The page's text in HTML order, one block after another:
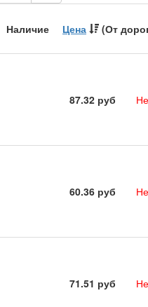
Наличие Цена (От
87.32 руб
60.36 руб
71.51 руб